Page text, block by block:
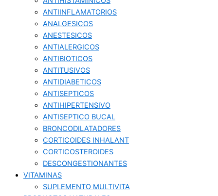
ANTIINFLAMATORIOS
ANALGESICOS
ANESTESICOS
ANTIALERGICOS
ANTIBIOTICOS
ANTITUSIVOS
ANTIDIABETICOS
ANTISEPTICOS
ANTIHIPERTENSIVO
ANTISEPTICO BUCAL
BRONCODILATADORES
CORTICOIDES INHALANT
CORTICOSTEROIDES
DESCONGESTIONANTES
VITAMINAS
SUPLEMENTO MULTIVITA